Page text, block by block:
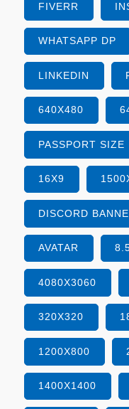
FIVERR
WHATSAPP DP
LINKEDIN
640X480
PASSPORT SIZE
16X9
DISCORD
AVATAR
4080X3060
320X320
1200X800
1400X1400